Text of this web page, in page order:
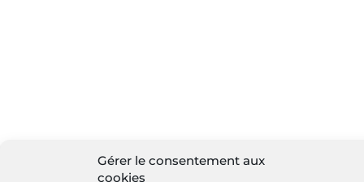
Gérer le consentement aux
cookies